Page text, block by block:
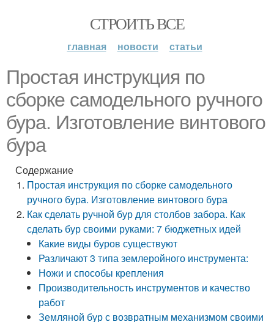
СТРОИТЬ ВСЕ
главная новости статьи
Простая инструкция по
сборке самодельного ручного
бура. Изготовление винтового
бура
Содержание
Простая инструкция по сборке самодельного
ручного бура. Изготовление винтового бура
Как сделать ручной бур для столбов забора. Как
сделать бур своими руками: 7 бюджетных идей
Какие виды буров существуют
Различают 3 типа землеройного инструмента:
Ножи и способы крепления
Производительность инструментов и качество
работ
Земляной бур с возвратным механизмом своими